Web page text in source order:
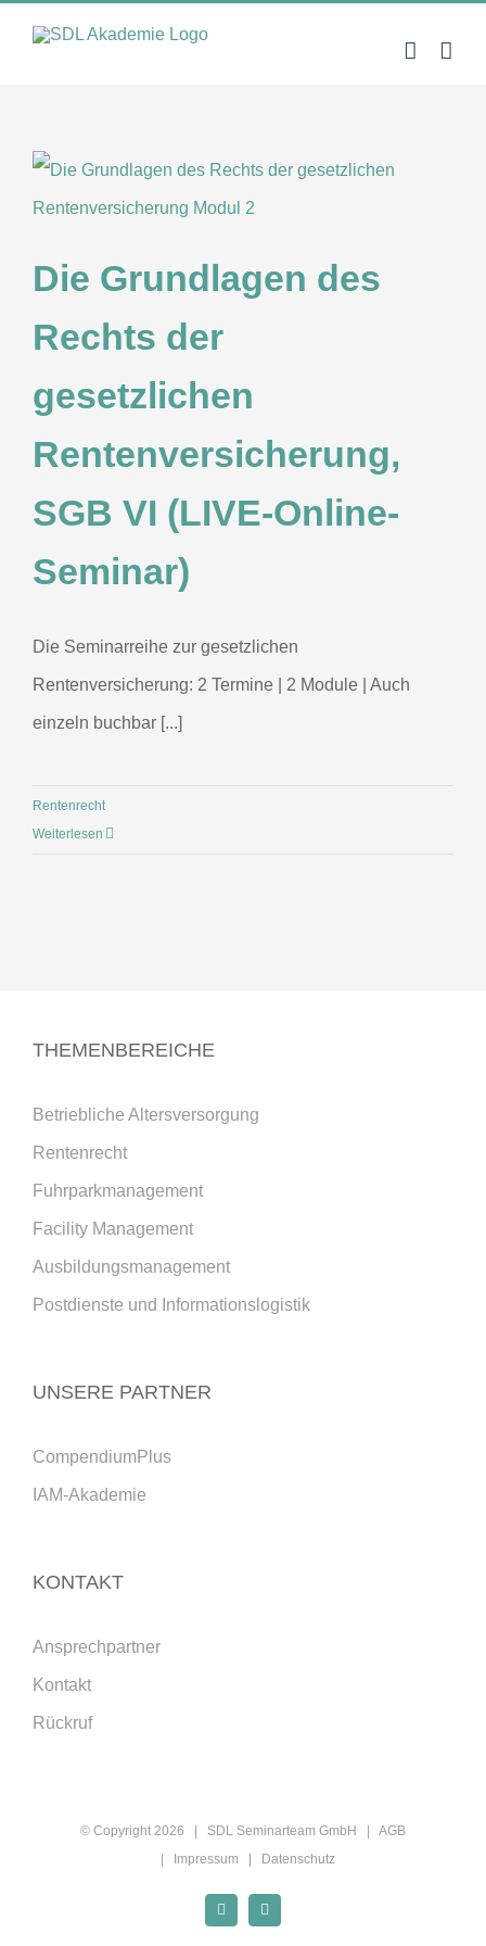
Die Grundlagen des
Rechts der
gesetzlichen
Rentenversicherung,
SGB VI (LIVE-Online-
Seminar)
Die Seminarreihe zur gesetzlichen
Rentenversicherung: 2 Termine | 2 Module | Auch
einzeln buchbar [...]
Rentenrecht
Weiterlesen
THEMENBEREICHE
Betriebliche Altersversorgung
Rentenrecht
Fuhrparkmanagement
Facility Management
Ausbildungsmanagement
Postdienste und Informationslogistik
UNSERE PARTNER
CompendiumPlus
IAM-Akademie
KONTAKT
Ansprechpartner
Kontakt
Rückruf
© Copyright 2026 | SDL Seminarteam GmbH | AGB
Impressum Datenschutz
Xing LinkedIn